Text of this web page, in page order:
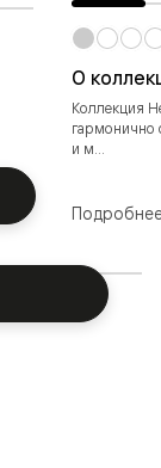
О
Коллекция
гармонично
и м...